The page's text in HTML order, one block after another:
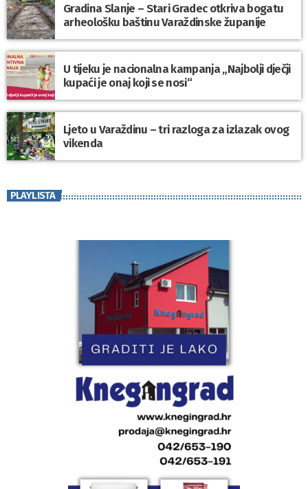
Gradina Slanje – Stari Gradec otkriva bogatu
arheološku baštinu Varaždinske županije
U tijeku je nacionalna kampanja „Najbolji dječji
kupaći je onaj koji se nosi“
Ljeto u Varaždinu – tri razloga za izlazak ovog
vikenda
PLAYLISTA